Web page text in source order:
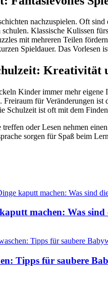
nachzuspielen. Oft
Klassische Kulissen
mit mehreren Teilen
Spieldauer. Das Vorlesen
Kreativität
Kinder immer mehr eigene
Freiraum für Veränderungen
Schulzeit ist oft mit dem
treffen oder Lesen nehmen
sorgen für Spaß beim
machen: Was sind
Tipps für saubere